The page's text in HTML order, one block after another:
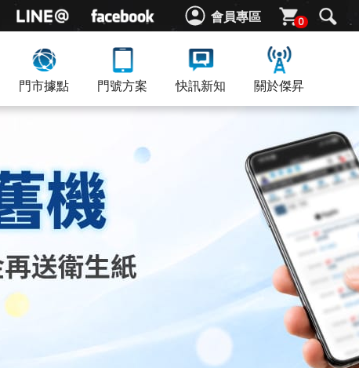
會員專區 0
門市據點 門號方案 快訊新知 關於傑昇